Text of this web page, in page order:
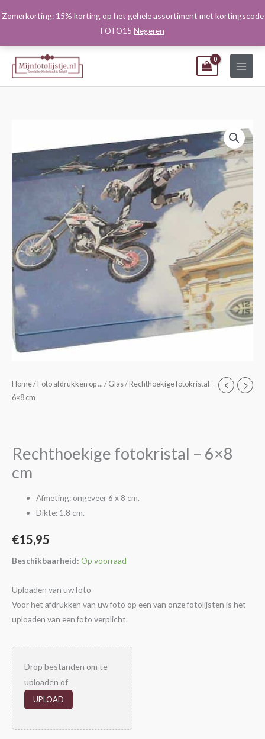
Zomerkorting: 15% korting op het gehele assortiment met kortingscode
FOTO15 Negeren
naar
Home/ Foto afdrukken op ... / Glas/ Rechthoekige fotokristal –
6×8 cm
Rechthoekige fotokristal – 6×8
cm
Afmeting: ongeveer 6 x 8 cm.
Dikte: 1.8 cm.
€15,95
Beschikbaarheid: Op voorraad
Uploaden van uw foto
Voor het afdrukken van uw foto op een van onze fotolijsten is het
uploaden van een foto verplicht.
Drop bestanden om te
uploaden of
UPLOAD
Rechthoekige
fotokristal
aantal